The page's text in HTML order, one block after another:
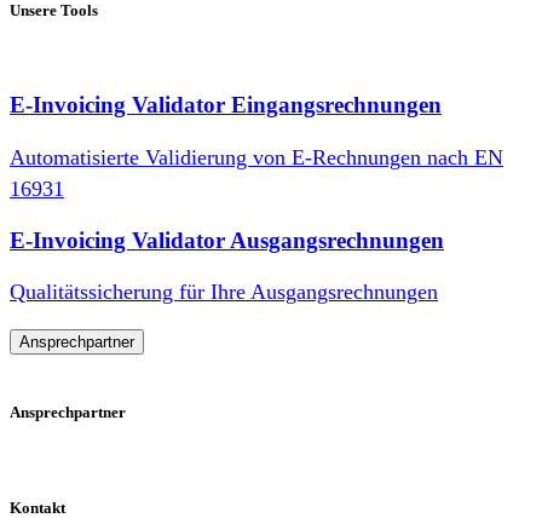
Unsere Tools
E-Invoicing Validator Eingangsrechnungen
Automatisierte Validierung von E-​Rechnungen nach EN
16931
E-Invoicing Validator Ausgangsrechnungen
Qualitätssicherung für Ihre Ausgangsrechnungen
Ansprechpartner
Ansprechpartner
Kontakt